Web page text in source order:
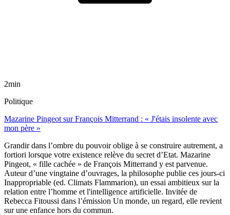
2min
Politique
Mazarine Pingeot sur François Mitterrand : « J'étais insolente avec
mon père »
Grandir dans l’ombre du pouvoir oblige à se construire autrement, a
fortiori lorsque votre existence relève du secret d’Etat. Mazarine
Pingeot, « fille cachée » de François Mitterrand y est parvenue.
Auteur d’une vingtaine d’ouvrages, la philosophe publie ces jours-ci
Inappropriable (ed. Climats Flammarion), un essai ambitieux sur la
relation entre l’homme et l'intelligence artificielle. Invitée de
Rebecca Fitoussi dans l’émission Un monde, un regard, elle revient
sur une enfance hors du commun.